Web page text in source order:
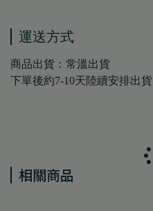
運送方式
商品出貨：常溫出貨
下單後約7-10天陸續安排出貨
相關商品